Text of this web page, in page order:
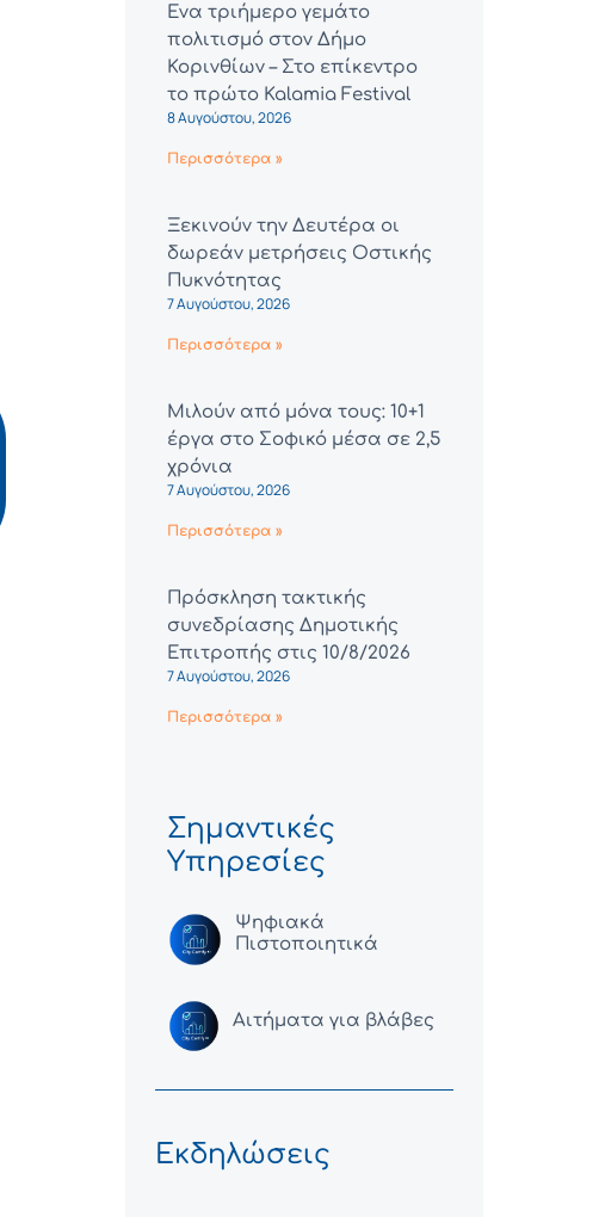
Ένα τριήμερο γεμάτο
πολιτισμό στον Δήμο
Κορινθίων – Στο επίκεντρο
το πρώτο Kalamia Festival
8 Αυγούστου, 2026
Περισσότερα »
Ξεκινούν την Δευτέρα οι
δωρεάν μετρήσεις Οστικής
Πυκνότητας
7 Αυγούστου, 2026
Περισσότερα »
Μιλούν από μόνα τους: 10+1
έργα στο Σοφικό μέσα σε 2,5
χρόνια
7 Αυγούστου, 2026
Περισσότερα »
Πρόσκληση τακτικής
συνεδρίασης Δημοτικής
Επιτροπής στις 10/8/2026
7 Αυγούστου, 2026
Περισσότερα »
Σημαντικές
Υπηρεσίες
Ψηφιακά
Πιστοποιητικά
Αιτήματα για βλάβες
Εκδηλώσεις